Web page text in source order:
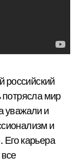
потрясла мир
уважали и
и
Его карьера